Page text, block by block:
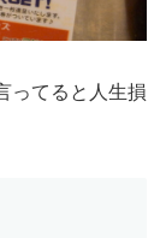
ってると人生損